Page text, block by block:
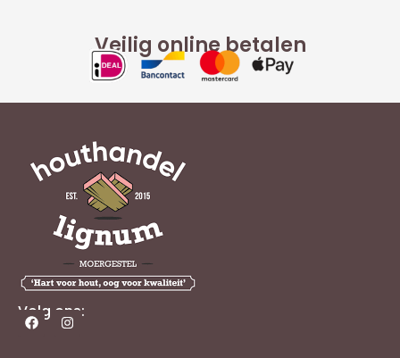
Veilig online betalen
Volg ons: